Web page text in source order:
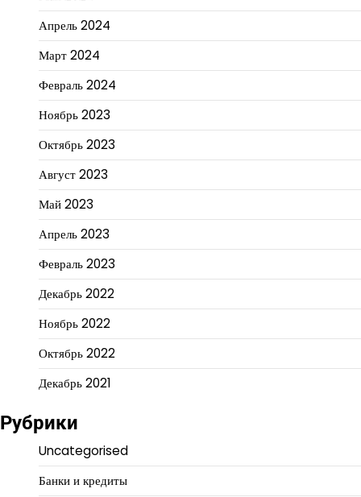
Апрель 2024
Март 2024
Февраль 2024
Ноябрь 2023
Октябрь 2023
Август 2023
Май 2023
Апрель 2023
Февраль 2023
Декабрь 2022
Ноябрь 2022
Октябрь 2022
Декабрь 2021
Рубрики
Uncategorised
Банки и кредиты